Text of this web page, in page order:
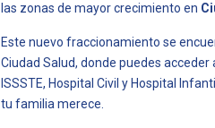
las zonas de mayor crecimiento en
Este nuevo fraccionamiento se
Ciudad Salud, donde puedes
ISSSTE, Hospital Civil y Hospital
tu familia merece.